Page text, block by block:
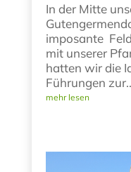
In der Mitte
imposante
mit unserer
hatten wir die
Führungen
mehr lesen